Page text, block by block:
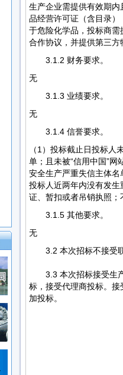
生产企业需提供有效期
品经营许可证（含目录
于危险化学品，投标商
合作协议，并提供第三
3.1.2 财务要求。
无
3.1.3 业绩要求。
无
3.1.4 信誉要求。
（1）投标截止日投标
单；且未被“信用中国”
安全生产严重失信主体
投标人近两年内没有发
证、暂扣或者吊销执照
3.1.5 其他要求。
无
3.2 本次招标不接受
3.3 本次招标接受生
标，接受代理商投标。
加投标。